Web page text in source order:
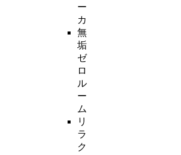
ー
カ
無
垢
ゼ
ロ
ル
ー
ム
リ
ラ
ク